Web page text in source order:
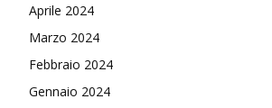
Aprile 2024
Marzo 2024
Febbraio 2024
Gennaio 2024